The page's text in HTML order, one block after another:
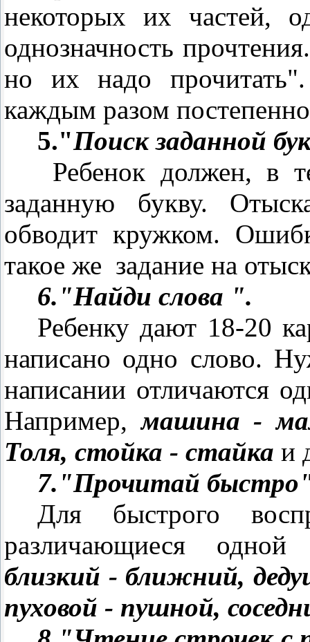
некоторых их частей,
однозначность
но их надо
каждым разом
5."Поиск заданной
Ребенок должен, в
заданную букву.
обводит кружком.
такое же задание на
6."Найди слова ".
Ребенку дают 18-20
написано одно слово.
написании отличаются
Например,машина -
Толя, стойка - стайка и
7."Прочитай
Для быстрого
различающиеся
близкий - ближний,
пуховой - пушной,